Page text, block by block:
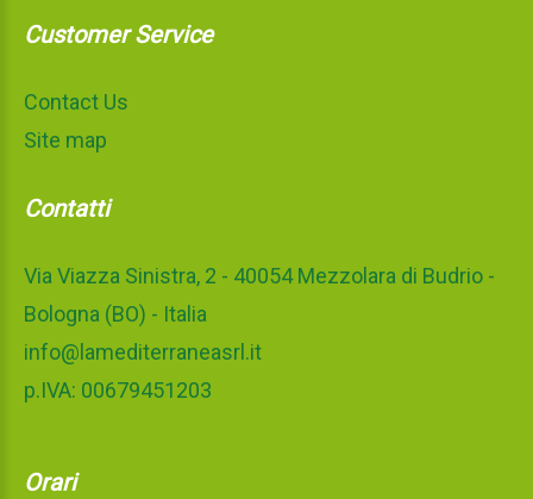
Customer Service
Contact Us
Site map
Contatti
Via Viazza Sinistra, 2 - 40054 Mezzolara di Budrio -
Bologna (BO) - Italia
info@lamediterraneasrl.it
p.IVA: 00679451203
Orari